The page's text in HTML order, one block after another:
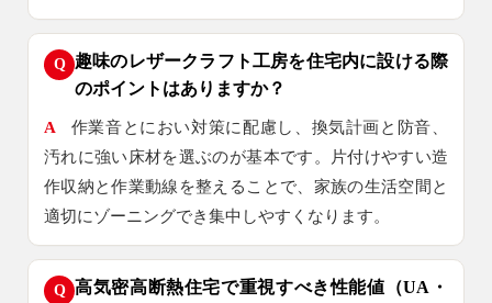
Q
趣味のレザークラフト工房を住宅内に設ける際
のポイントはありますか？
A
作業音とにおい対策に配慮し、換気計画と防音、
汚れに強い床材を選ぶのが基本です。片付けやすい造
作収納と作業動線を整えることで、家族の生活空間と
適切にゾーニングでき集中しやすくなります。
Q 高気密高断熱住宅で重視すべき性能値（UA・